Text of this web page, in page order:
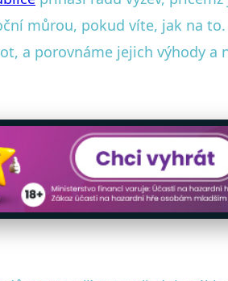
můrou, pokud víte, jak na
a porovnáme jejich výhody a